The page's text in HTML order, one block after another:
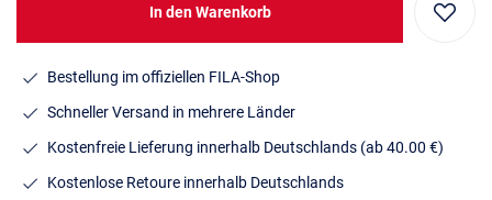
In den Warenkorb
Bestellung im offiziellen FILA-Shop
Schneller Versand in mehrere Länder
Kostenfreie Lieferung innerhalb Deutschlands (ab 40.00 €)
Kostenlose Retoure innerhalb Deutschlands